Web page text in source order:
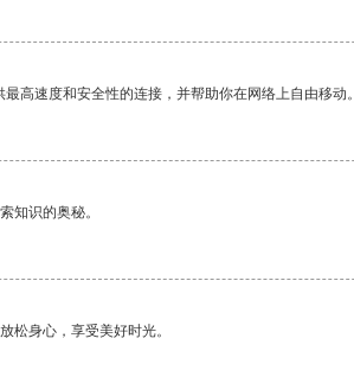
高速度和安全性的连接，并帮助你在网络上自由移动。
知识的奥秘。
松身心，享受美好时光。